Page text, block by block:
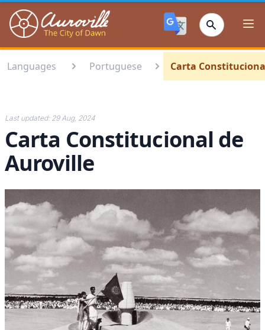
Auroville
Languages Portuguese Carta
Last updated: 29 Aug, 2024
Carta Constitucional de
Auroville